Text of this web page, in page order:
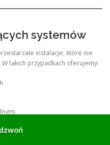
systemów
instalacje, które nie
takich przypadkach oferujemy: